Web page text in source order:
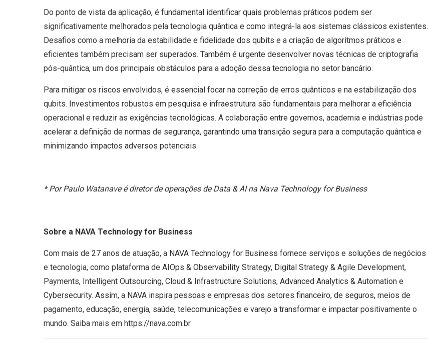
Do ponto de vista da aplicação, é fundamental identificar quais problemas práticos podem ser
significativamente melhorados pela tecnologia quântica e como integrá-la aos sistemas clássicos existentes.
Desafios como a melhoria da estabilidade e fidelidade dos qubits e a criação de algoritmos práticos e
eficientes também precisam ser superados. Também é urgente desenvolver novas técnicas de criptografia
pós-quântica, um dos principais obstáculos para a adoção dessa tecnologia no setor bancário.
Para mitigar os riscos envolvidos, é essencial focar na correção de erros quânticos e na estabilização dos
qubits. Investimentos robustos em pesquisa e infraestrutura são fundamentais para melhorar a eficiência
operacional e reduzir as exigências tecnológicas. A colaboração entre governos, academia e indústrias pode
acelerar a definição de normas de segurança, garantindo uma transição segura para a computação quântica e
minimizando impactos adversos potenciais.
* Por Paulo Watanave é diretor de operações de Data & AI na Nava Technology for Business
Sobre a NAVA Technology for Business
Com mais de 27 anos de atuação, a NAVA Technology for Business fornece serviços e soluções de negócios
e tecnologia, como plataforma de AIOps & Observability Strategy, Digital Strategy & Agile Development,
Payments, Intelligent Outsourcing, Cloud & Infrastructure Solutions, Advanced Analytics & Automation e
Cybersecurity. Assim, a NAVA inspira pessoas e empresas dos setores financeiro, de seguros, meios de
pagamento, educação, energia, saúde, telecomunicações e varejo a transformar e impactar positivamente o
mundo. Saiba mais em https://nava.com.br